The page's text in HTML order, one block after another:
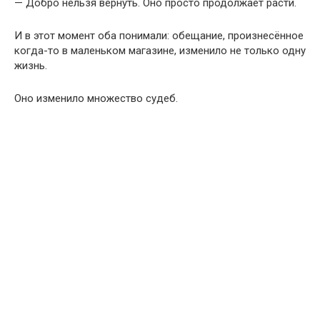
— Добро нельзя вернуть. Оно просто продолжает расти.
И в этот момент оба понимали: обещание, произнесённое
когда-то в маленьком магазине, изменило не только одну
жизнь.
Оно изменило множество судеб.